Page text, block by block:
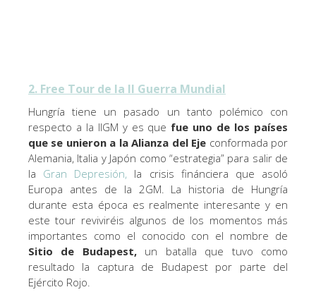
2. Free Tour de la II Guerra Mundial
Hungría tiene un pasado un tanto polémico con
respecto a la IIGM y es que fue uno de los países
que se unieron a la Alianza del Eje conformada por
Alemania, Italia y Japón como “estrategia” para salir de
la Gran Depresión, la crisis finánciera que asoló
Europa antes de la 2GM. La historia de Hungría
durante esta época es realmente interesante y en
este tour reviviréis algunos de los momentos más
importantes como el conocido con el nombre de
Sitio de Budapest,un batalla que tuvo como
resultado la captura de Budapest por parte del
Ejército Rojo.